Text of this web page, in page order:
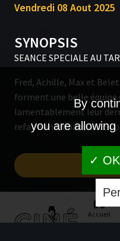
Accueil
Vendredi 08 Aout 2025
SYNOPSIS
SEANCE SPECIALE AU
Fred, Achille, Max et
forment une belle équipe
lamentablement leur
refaire en kidnappant
By
you are
✓